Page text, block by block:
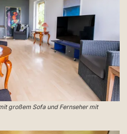
großem Sofa und Fernseher mit